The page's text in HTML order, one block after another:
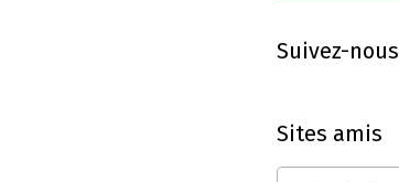
Suivez-nous
Sites amis